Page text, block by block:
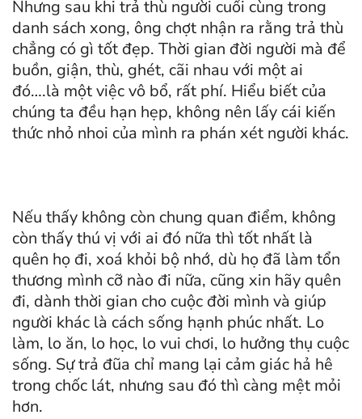
Nhưng sau khi trả thù người cuối cùng trong
danh sách xong, ông chợt nhận ra rằng trả thù
chẳng có gì tốt đẹp. Thời gian đời người mà để
buồn, giận, thù, ghét, cãi nhau với một ai
đó….là một việc vô bổ, rất phí. Hiểu biết của
chúng ta đều hạn hẹp, không nên lấy cái kiến
thức nhỏ nhoi của mình ra phán xét người khác.
Nếu thấy không còn chung quan điểm, không
còn thấy thú vị với ai đó nữa thì tốt nhất là
quên họ đi, xoá khỏi bộ nhớ, dù họ đã làm tổn
thương mình cỡ nào đi nữa, cũng xin hãy quên
đi, dành thời gian cho cuộc đời mình và giúp
người khác là cách sống hạnh phúc nhất. Lo
làm, lo ăn, lo học, lo vui chơi, lo hưởng thụ cuộc
sống. Sự trả đũa chỉ mang lại cảm giác hả hê
trong chốc lát, nhưng sau đó thì càng mệt mỏi
hơn.